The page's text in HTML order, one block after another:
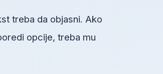
treba da objasni. Ako
opcije, treba mu